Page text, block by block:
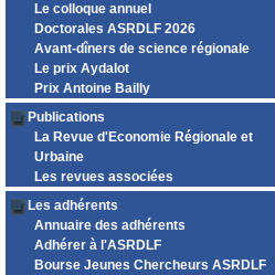
Le colloque annuel
Doctorales ASRDLF 2026
Avant-dîners de science régionale
Le prix Aydalot
Prix Antoine Bailly
Publications
La Revue d'Economie Régionale et
Urbaine
Les revues associées
Les adhérents
Annuaire des adhérents
Adhérer à l'ASRDLF
Bourse Jeunes Chercheurs ASRDLF